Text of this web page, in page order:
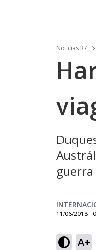
Noticias R7
guerra
11/06/2018 -
A+